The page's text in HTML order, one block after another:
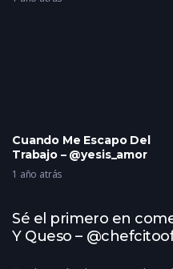
Cuando Me Escapo Del
Trabajo – @yesis_amor
1 año atrás
Sé el primero en
Y Queso –